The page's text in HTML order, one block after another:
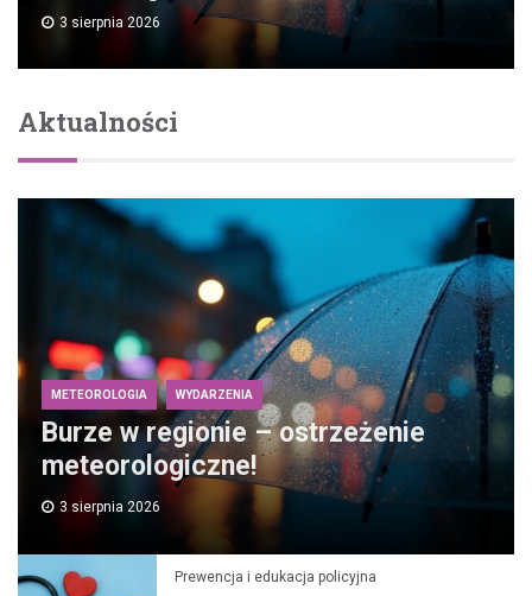
3 sierpnia 2026
Aktualności
METEOROLOGIA WYDARZENIA
Burze w regionie – ostrzeżenie
meteorologiczne!
3 sierpnia 2026
Prewencja i edukacja policyjna